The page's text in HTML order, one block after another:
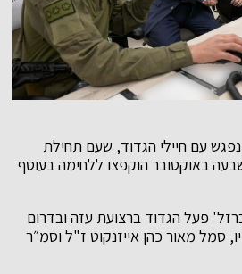
עם חיילי הגדוד, שעם תחילת
באוקטובר הוקפצו ללחימה בעוטף
פעל הגדוד ברצועת עזה ובדרום
סמל מאור כהן אייזנקוט ז"ל וסמ״ר